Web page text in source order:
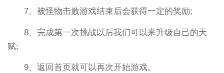
7、被怪物击败游戏结束后会获得一定的奖励;
8、完成第一次挑战以后我们可以来升级自己的天
赋;
9、返回首页就可以再次开始游戏。